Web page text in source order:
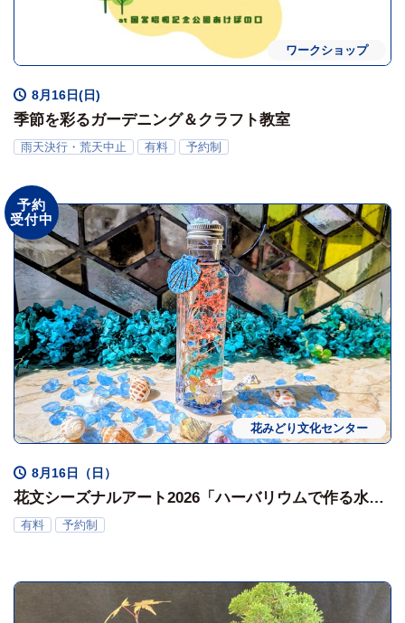
ワークショップ
8月16日(日)
季節を彩るガーデニング＆クラフト教室
雨天決行・荒天中止 有料 予約制
予約
受付中
体験会
ワークショップ
花みどり文化センター
8月16日（日）
花文シーズナルアート2026「ハーバリウムで作る水族
館」
有料 予約制